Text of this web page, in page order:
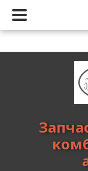
тракторов,
комбайнов,